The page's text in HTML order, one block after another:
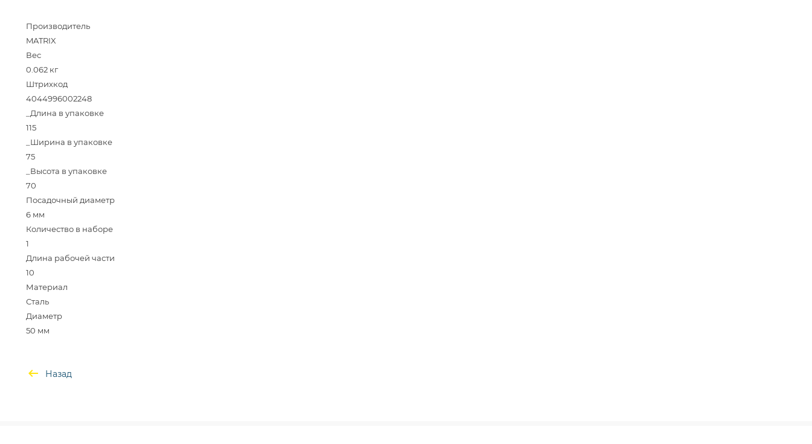
Производитель
MATRIX
Вес
0.062 кг
Штрихкод
4044996002248
_Длина в упаковке
115
_Ширина в упаковке
75
_Высота в упаковке
70
Посадочный диаметр
6 мм
Количество в наборе
1
Длина рабочей части
10
Материал
Сталь
Диаметр
Назад